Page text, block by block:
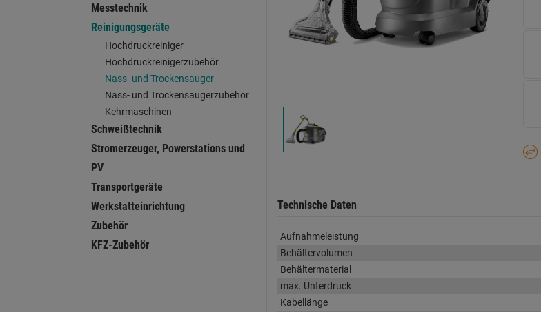
Messtechnik
Reinigungsgeräte
Hochdruckreiniger
Hochdruckreinigerzubehör
Nass- und Trockensauger
Nass- und Trockensaugerzubehör
Kehrmaschinen
Schweißtechnik
Stromerzeuger, Powerstations und
PV
Transportgeräte
Werkstatteinrichtung
Zubehör
KFZ-Zubehör
Technische Daten
Aufnahmeleistung
Behältervolumen
Behältermaterial
max. Unterdruck
Kabellänge